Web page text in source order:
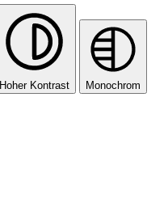
Hoher Kontrast Monochrom